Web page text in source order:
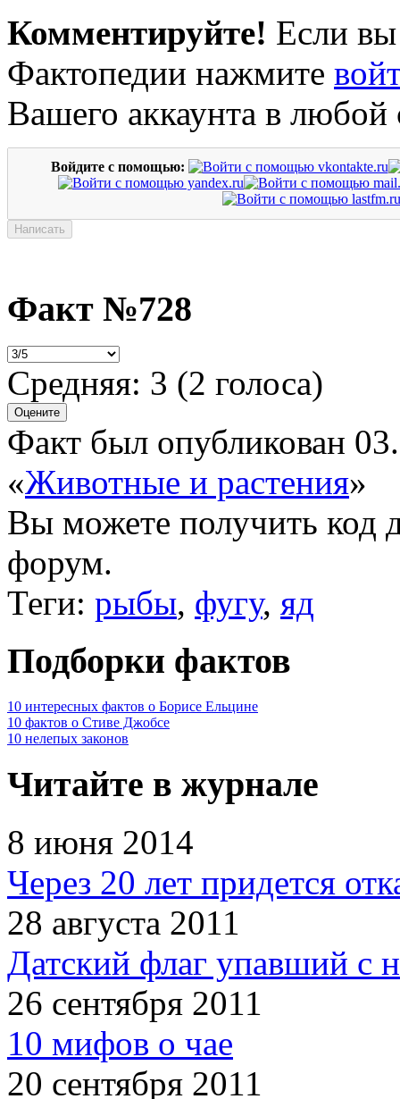
Комментируйте! Если вы
Фактопедии нажмите
Вашего аккаунта в любой
Войдите с помощью:
Факт №728
Средняя: 3 (2 голоса)
Факт был опубликован
«Животные и растения»
Вы можете получить код
форум.
Теги: рыбы, фугу, яд
Подборки фактов
10 интересных фактов о Борисе Ельцине
10 фактов о Стиве Джобсе
10 нелепых законов
Читайте в журнале
8 июня 2014
Через 20 лет придется
28 августа 2011
Датский флаг упавший с
26 сентября 2011
10 мифов о чае
20 сентября 2011